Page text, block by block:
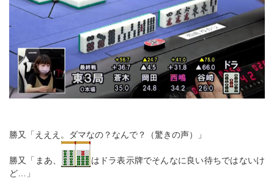
勝又「えええ。ダマなの？なんで？（驚きの声）」
勝又「まあ、
はドラ表示牌でそんなに良い待ちではないけ
ど…」